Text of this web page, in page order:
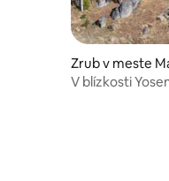
Zrub v meste
V blízkosti